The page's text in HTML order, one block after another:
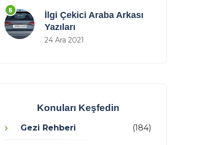
5
İlgi Çekici Araba Arkası
Yazıları
24 Ara 2021
Konuları Keşfedin
Gezi Rehberi (184)